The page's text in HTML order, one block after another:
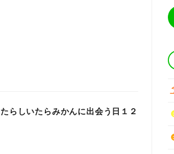
らしいたらみかんに出会う日１２